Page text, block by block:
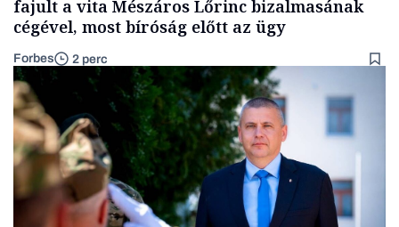
fajult a vita Mészáros Lőrinc bizalmasának
cégével, most bíróság előtt az ügy
Forbes 2 perc